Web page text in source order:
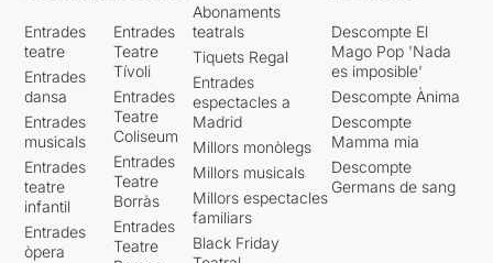
Entrades
teatre
Entrades
dansa
Entrades
musicals
Entrades
teatre
infantil
Entrades
òpera
Entrades
Teatre
Tívoli
Entrades
Teatre
Coliseum
Entrades
Teatre
Borràs
Entrades
Teatre
Abonaments
teatrals
Tiquets Regal
Entrades
espectacles a
Madrid
Millors monòlegs
Millors musicals
Millors espectacles
familiars
Black Friday
Descompte El
Mago Pop 'Nada
es imposible'
Descompte Ànima
Descompte
Mamma mia
Descompte
Germans de sang